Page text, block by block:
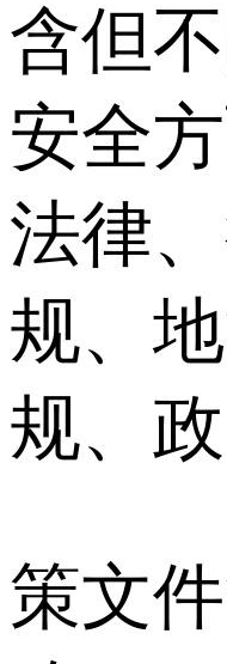
含但
安全
法律
规、
规、政
策文